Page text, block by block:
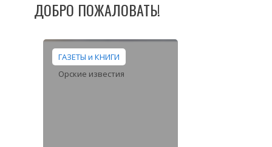
ДОБРО ПОЖАЛОВАТЬ!
ГАЗЕТЫ и КНИГИ
Орские известия